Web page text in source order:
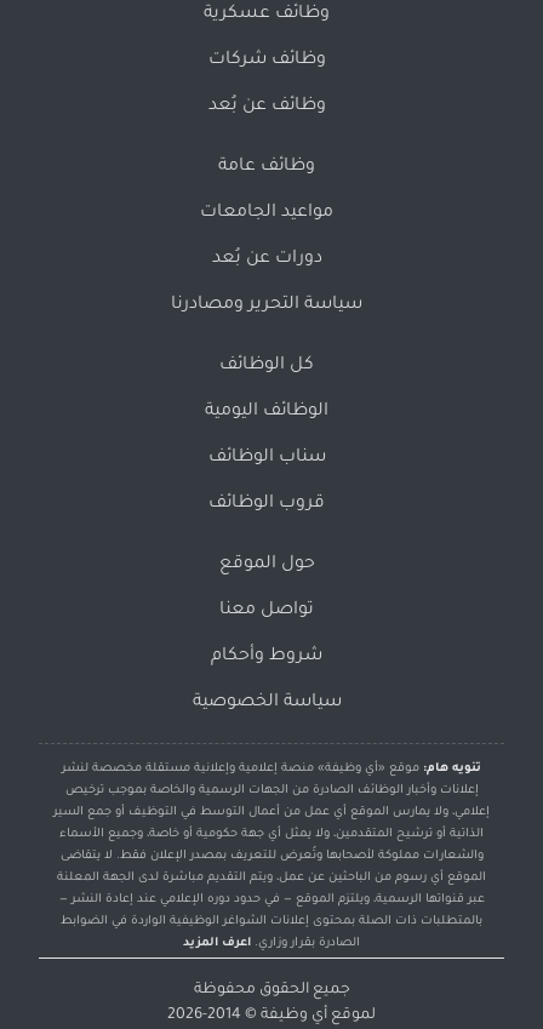
وظائف عسكرية
وظائف شركات
وظائف عن بُعد
وظائف عامة
مواعيد الجامعات
دورات عن بُعد
سياسة التحرير ومصادرنا
كل الوظائف
الوظائف اليومية
سناب الوظائف
قروب الوظائف
حول الموقع
تواصل معنا
شروط وأحكام
سياسة الخصوصية
تنويه هام: موقع «أي وظيفة» منصة إعلامية وإعلانية مستقلة مخصصة لنشر
إعلانات وأخبار الوظائف الصادرة من الجهات الرسمية والخاصة بموجب ترخيص
إعلامي، ولا يمارس الموقع أي عمل من أعمال التوسط في التوظيف أو جمع السير
الذاتية أو ترشيح المتقدمين، ولا يمثل أي جهة حكومية أو خاصة، وجميع الأسماء
والشعارات مملوكة لأصحابها وتُعرض للتعريف بمصدر الإعلان فقط. لا يتقاضى
الموقع أي رسوم من الباحثين عن عمل، ويتم التقديم مباشرة لدى الجهة المعلنة
عبر قنواتها الرسمية، ويلتزم الموقع — في حدود دوره الإعلامي عند إعادة النشر —
بالمتطلبات ذات الصلة بمحتوى إعلانات الشواغر الوظيفية الواردة في الضوابط
الصادرة بقرار وزاري. اعرف المزيد
جميع الحقوق محفوظة
لموقع أي وظيفة © 2014-2026